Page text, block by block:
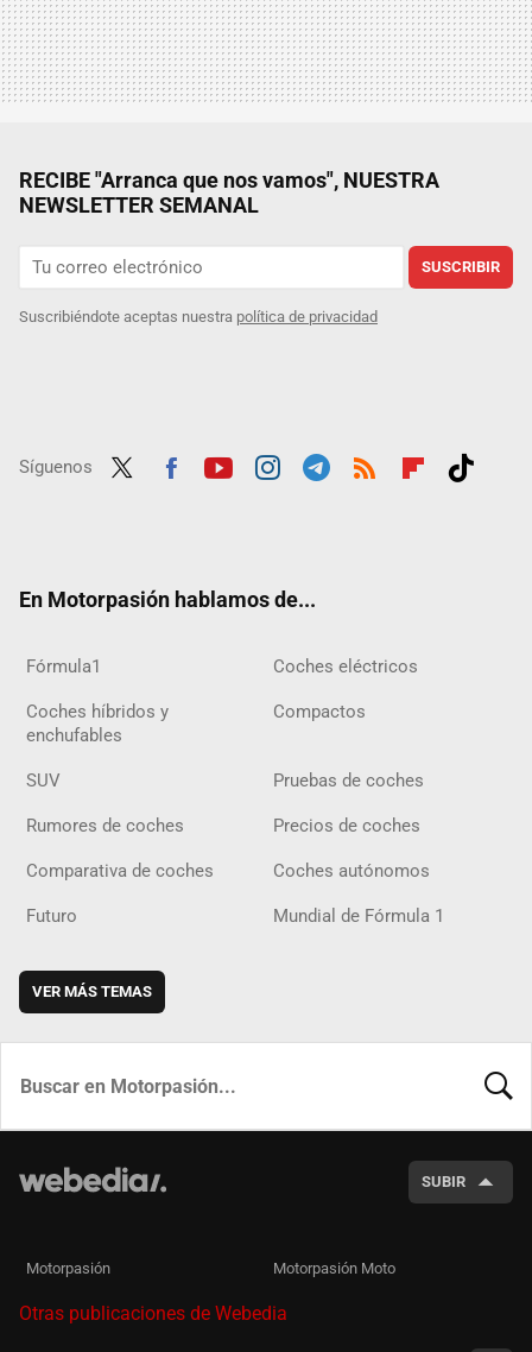
RECIBE "Arranca que nos vamos", NUESTRA
NEWSLETTER SEMANAL
SUSCRIBIR
Suscribiéndote aceptas nuestra política de privacidad
Síguenos
En Motorpasión hablamos de...
Fórmula1 Coches eléctricos
Coches híbridos y
enchufables
Compactos
SUV Pruebas de coches
Rumores de coches Precios de coches
Comparativa de coches Coches autónomos
Futuro Mundial de Fórmula 1
VER MÁS TEMAS
SUBIR
Motorpasión Motorpasión Moto
Otras publicaciones de Webedia